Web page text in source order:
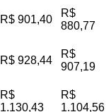
R$ 901,40
R$
880,77
R$ 928,44
R$
907,19
R$
1.130,43
R$
1.104,56